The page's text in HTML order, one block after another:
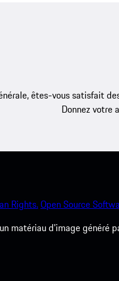
êtes-vous satisfait
Donnez votre
Rights.Open Source
matériau d'image